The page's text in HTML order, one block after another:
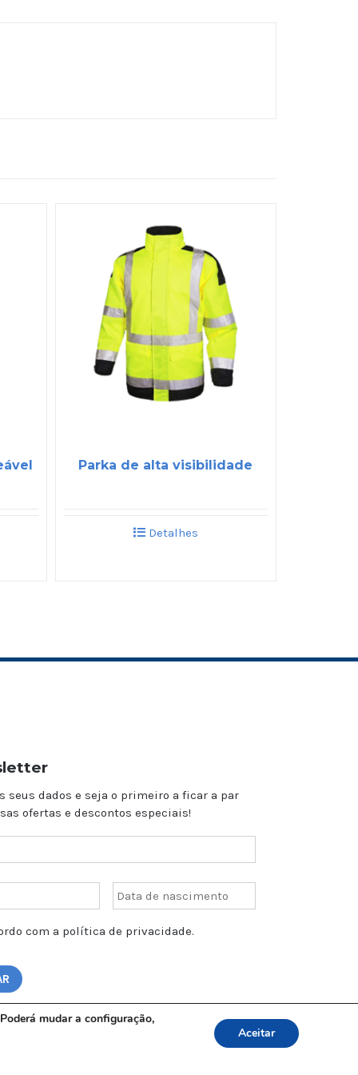
Parka de alta visibilidade
Detalhes
seus dados e seja o primeiro a ficar a par
ofertas e descontos especiais!
com a política de privacidade.
mudar a configuração,
Aceitar